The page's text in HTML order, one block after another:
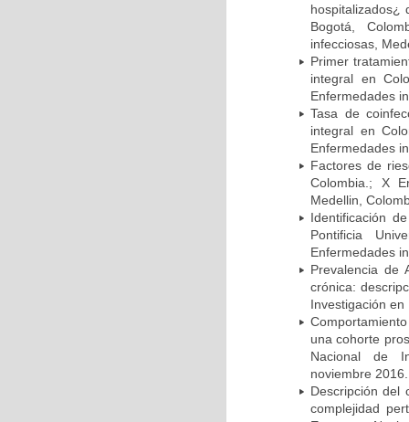
hospitalizados¿
Bogotá,
infecciosas,
Primer
integral en
Enfermedades
Tasa de
integral en
Enfermedades
Factores de
Colombia.; X
Medellin,
Identificación
Pontificia
Enfermedades
Prevalencia de
crónica:
Investigación
una cohorte
Nacional de
noviembre 2016.
Descripción del
complejidad